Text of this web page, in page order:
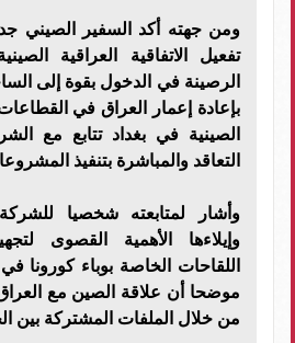
ومن جهته أكد السفير الصيني
تفعيل الاتفاقية العراقية
الرصينة في الدخول بقوة إلى
بإعادة إعمار العراق في
الصينية في بغداد تتابع مع
التعاقد والمباشرة بتنفيذ
وأشار لمتابعته شخصيا للشركة
وإيلاءها الأهمية القصوى
اللقاحات الخاصة بوباء
موضحا أن علاقة الصين مع
من خلال الملفات المشتركة بين